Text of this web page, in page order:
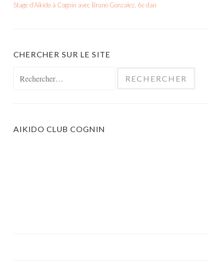
Stage d’Aïkido à Cognin avec Bruno Gonzalez, 6e dan
CHERCHER SUR LE SITE
AIKIDO CLUB COGNIN